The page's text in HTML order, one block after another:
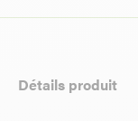
Détails produit